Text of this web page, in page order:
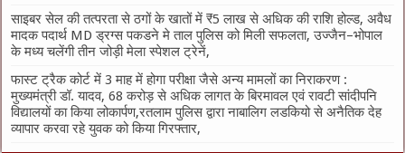
साइबर सेल की तत्परता से ठगों के खातों में ₹5 लाख से अधिक की राशि होल्ड, अवैध
मादक पदार्थ MD ड्रग्स पकडने मे ताल पुलिस को मिली सफलता, उज्जैन–भोपाल
के मध्य चलेंगी तीन जोड़ी मेला स्पेशल ट्रेनें,
फास्ट ट्रैक कोर्ट में 3 माह में होगा परीक्षा जैसे अन्य मामलों का निराकरण :
मुख्यमंत्री डॉ. यादव, 68 करोड़ से अधिक लागत के बिरमावल एवं रावटी सांदीपनि
विद्यालयों का किया लोकार्पण,रतलाम पुलिस द्वारा नाबालिग लडकियो से अनैतिक देह
व्यापार करवा रहे युवक को किया गिरफ्तार,